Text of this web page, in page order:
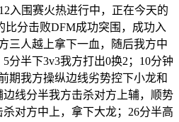
入围赛火热进行中，正在今天的
比分击败DFM成功突围，成功入
三人越上拿下一血，随后我方中
分半下3v3我方打出0换2；10分钟
期我方操纵边线劣势控下小龙和
线分半我方击杀对方上辅，顺势
对方中上，拿下大龙；26分半高